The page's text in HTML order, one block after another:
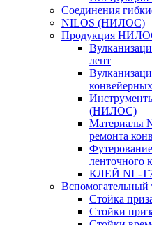
Соединения
NILOS (НИЛОС)
Продукция
лент
(НИЛОС)
Материалы
ремонта
ленточного
КЛЕЙ NL-
Вспомогательный
Стойка
Стойки